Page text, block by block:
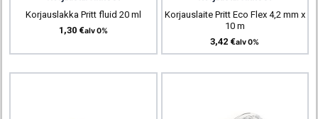
Korjauslakka Pritt fluid 20 ml
1,30 €alv 0%
Korjauslaite Pritt Eco Flex 4,2 mm x
10 m
3,42 €alv 0%